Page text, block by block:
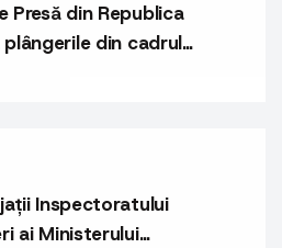
Presă din Republica
plângerile din cadrul
2024.jpg
Inspectoratului
ai Ministerului